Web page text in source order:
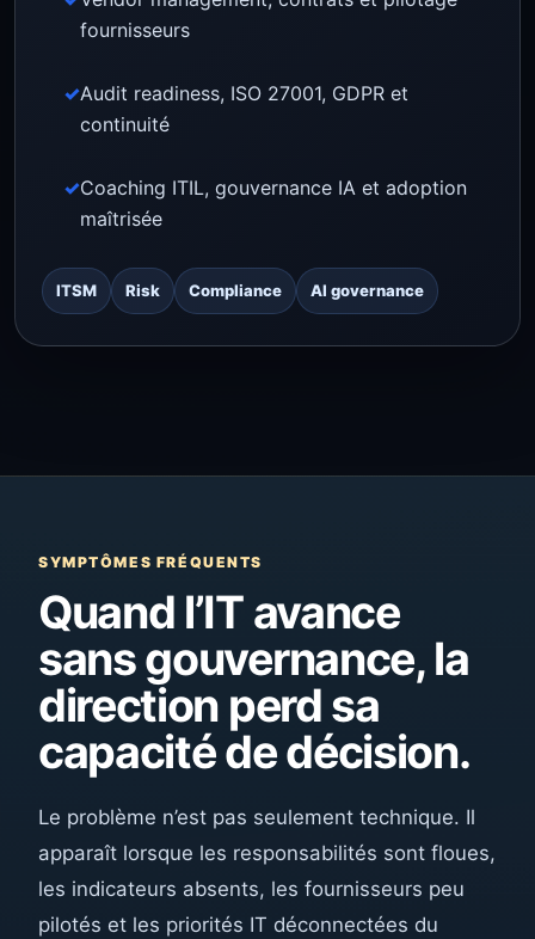
fournisseurs
Audit readiness, ISO 27001, GDPR et
continuité
Coaching ITIL, gouvernance IA et adoption
maîtrisée
ITSM Risk Compliance AI governance
SYMPTÔMES FRÉQUENTS
Quand l’IT avance
sans gouvernance, la
direction perd sa
capacité de décision.
Le problème n’est pas seulement technique. Il
apparaît lorsque les responsabilités sont floues,
les indicateurs absents, les fournisseurs peu
pilotés et les priorités IT déconnectées du